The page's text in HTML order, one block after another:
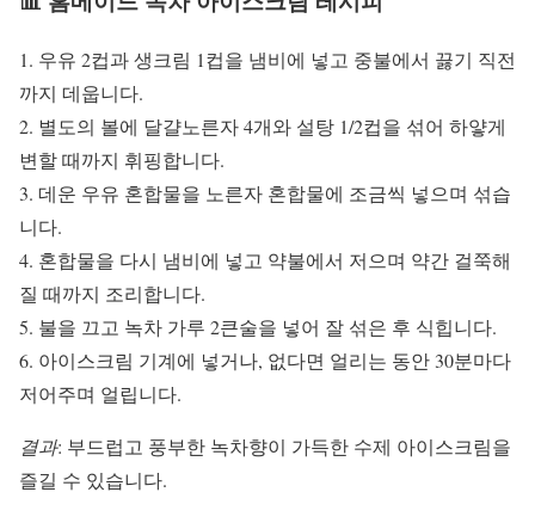
1. 우유 2컵과 생크림 1컵을 냄비에 넣고 중불에서 끓기 직전
까지 데웁니다.
2. 별도의 볼에 달걀노른자 4개와 설탕 1/2컵을 섞어 하얗게
변할 때까지 휘핑합니다.
3. 데운 우유 혼합물을 노른자 혼합물에 조금씩 넣으며 섞습
니다.
4. 혼합물을 다시 냄비에 넣고 약불에서 저으며 약간 걸쭉해
질 때까지 조리합니다.
5. 불을 끄고 녹차 가루 2큰술을 넣어 잘 섞은 후 식힙니다.
6. 아이스크림 기계에 넣거나, 없다면 얼리는 동안 30분마다
저어주며 얼립니다.
결과: 부드럽고 풍부한 녹차향이 가득한 수제 아이스크림을
즐길 수 있습니다.